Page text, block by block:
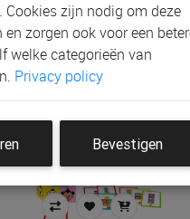
Cookies zijn nodig om deze
zorgen ook voor een
welke categorieën van
Privacy policy
Bevestigen